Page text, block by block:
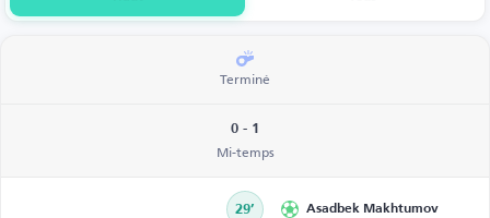
Terminé
0 - 1
Mi-temps
29’ Asadbek Makhtumov